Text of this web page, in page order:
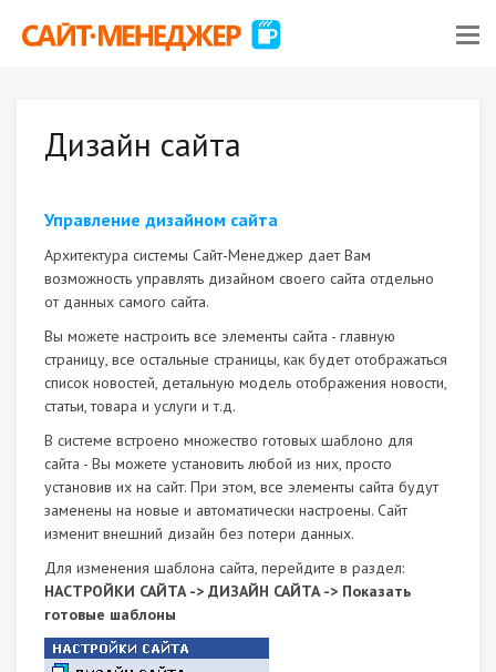
Дизайн сайта
Управление дизайном сайта
Архитектура системы Сайт-Менеджер дает Вам
возможность управлять дизайном своего сайта отдельно
от данных самого сайта.
Вы можете настроить все элементы сайта - главную
страницу, все остальные страницы, как будет отображаться
список новостей, детальную модель отображения новости,
статьи, товара и услуги и т.д.
В системе встроено множество готовых шаблоно для
сайта - Вы можете установить любой из них, просто
установив их на сайт. При этом, все элементы сайта будут
заменены на новые и автоматически настроены. Сайт
изменит внешний дизайн без потери данных.
Для изменения шаблона сайта, перейдите в раздел:
НАСТРОЙКИ САЙТА -> ДИЗАЙН САЙТА -> Показать
готовые шаблоны